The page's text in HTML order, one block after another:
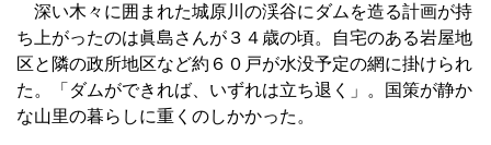
深い木々に囲まれた城原川の渓谷にダムを造る計画が持
ち上がったのは眞島さんが３４歳の頃。自宅のある岩屋地
区と隣の政所地区など約６０戸が水没予定の網に掛けられ
た。「ダムができれば、いずれは立ち退く」。国策が静か
な山里の暮らしに重くのしかかった。